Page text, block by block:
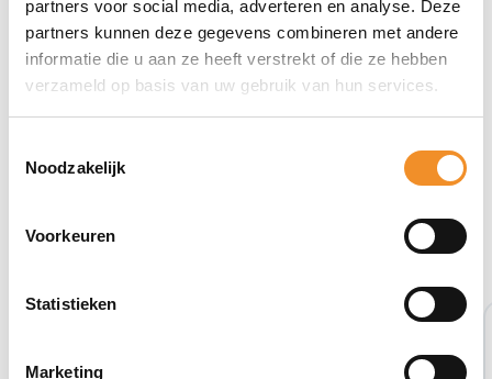
partners voor social media, adverteren en analyse. Deze
partners kunnen deze gegevens combineren met andere
informatie die u aan ze heeft verstrekt of die ze hebben
verzameld op basis van uw gebruik van hun services.
Noodzakelijk
Voorkeuren
Statistieken
Marketing
Bekijk ook eens deze producten
Tweedehands